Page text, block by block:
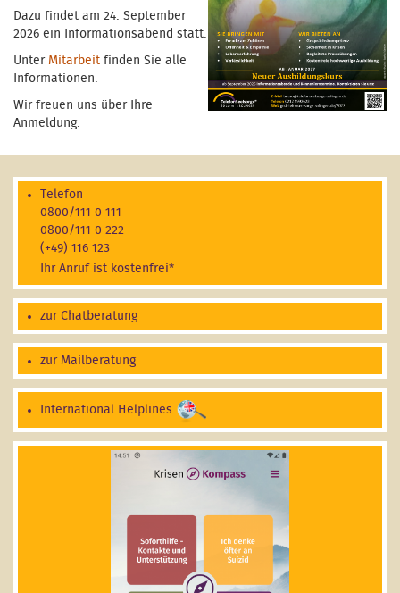
Dazu findet am 24. September
2026 ein Informationsabend statt.
Unter Mitarbeit finden Sie alle
Informationen.
Wir freuen uns über Ihre
Anmeldung.
Telefon
0800/111 0 111
0800/111 0 222
(+49) 116 123
Ihr Anruf ist kostenfrei*
zur Chatberatung
zur Mailberatung
International Helplines